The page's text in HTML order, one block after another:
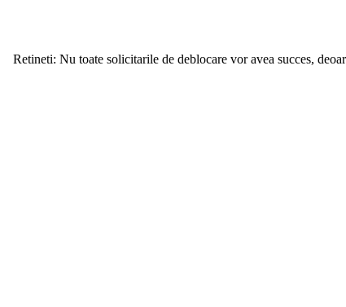
Retineti: Nu toate solicitarile de deblocare vor avea succes,